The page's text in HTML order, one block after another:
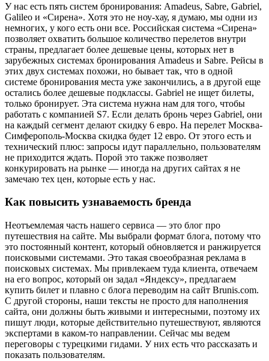
У нас есть пять систем бронирования: Amadeus, Sabre, Gabriel,
Galileo и «Сирена». Хотя это не ноу-хау, я думаю, мы одни из
немногих, у кого есть они все. Российская система «Сирена»
позволяет охватить большое количество перелетов внутри
страны, предлагает более дешевые цены, которых нет в
зарубежных системах бронирования Amadeus и Sabre. Рейсы в
этих двух системах похожи, но бывает так, что в одной
системе бронирования места уже закончились, а в другой еще
остались более дешевые подклассы. Gabriel не ищет билеты,
только бронирует. Эта система нужна нам для того, чтобы
работать с компанией S7. Если делать бронь через Gabriel, они
на каждый сегмент делают скидку 6 евро. На перелет Москва-
Симферополь-Москва скидка будет 12 евро. От этого есть и
технический плюс: запросы идут параллельно, пользователям
не приходится ждать. Порой это также позволяет
конкурировать на рынке — иногда на других сайтах я не
замечаю тех цен, которые есть у нас.
Как повысить узнаваемость бренда
Неотъемлемая часть нашего сервиса — это блог про
путешествия на сайте. Мы выбрали формат блога, потому что
это постоянный контент, который обновляется и ранжируется
поисковыми системами. Это такая своеобразная реклама в
поисковых системах. Мы привлекаем туда клиента, отвечаем
на его вопрос, который он задал «Яндексу», предлагаем
купить билет и плавно с блога переводим на сайт Brunis.com.
С другой стороны, наши тексты не просто для наполнения
сайта, они должны быть живыми и интересными, поэтому их
пишут люди, которые действительно путешествуют, являются
экспертами в каком-то направлении. Сейчас мы ведем
переговоры с турецкими гидами. У них есть что рассказать и
показать пользователям.